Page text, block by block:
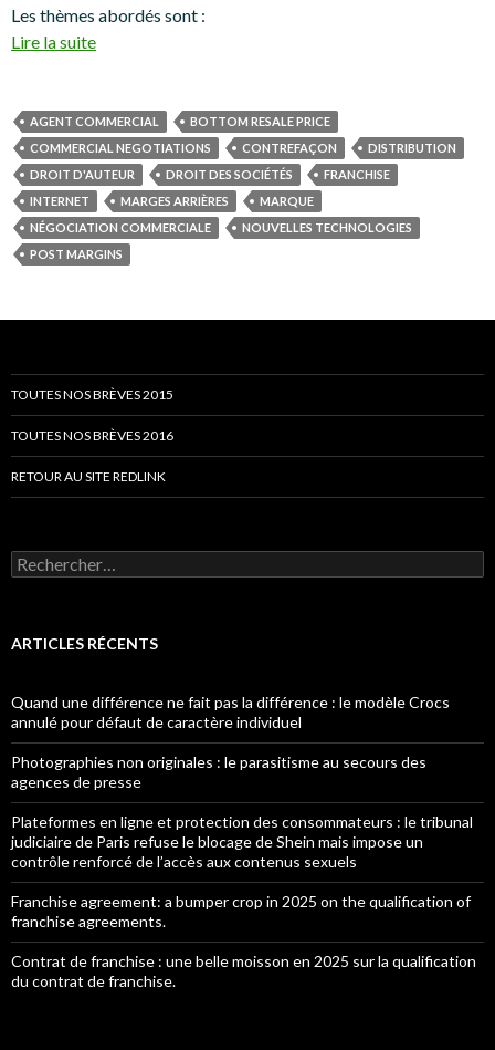
Les thèmes abordés sont :
Lire la suite
AGENT COMMERCIAL
BOTTOM RESALE PRICE
COMMERCIAL NEGOTIATIONS
CONTREFAÇON
DISTRIBUTION
DROIT D'AUTEUR
DROIT DES SOCIÉTÉS
FRANCHISE
INTERNET
MARGES ARRIÈRES
MARQUE
NÉGOCIATION COMMERCIALE
NOUVELLES TECHNOLOGIES
POST MARGINS
TOUTES NOS BRÈVES 2015
TOUTES NOS BRÈVES 2016
RETOUR AU SITE REDLINK
Rechercher :
ARTICLES RÉCENTS
Quand une différence ne fait pas la différence : le modèle Crocs
annulé pour défaut de caractère individuel
Photographies non originales : le parasitisme au secours des
agences de presse
Plateformes en ligne et protection des consommateurs : le tribunal
judiciaire de Paris refuse le blocage de Shein mais impose un
contrôle renforcé de l’accès aux contenus sexuels
Franchise agreement: a bumper crop in 2025 on the qualification of
franchise agreements.
Contrat de franchise : une belle moisson en 2025 sur la qualification
du contrat de franchise.